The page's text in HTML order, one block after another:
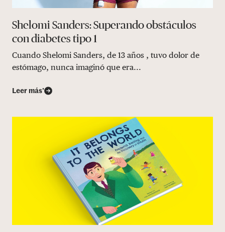
Shelomi Sanders: Superando obstáculos
con diabetes tipo 1
Cuando Shelomi Sanders, de 13 años , tuvo dolor de
estómago, nunca imaginó que era...
Leer más’